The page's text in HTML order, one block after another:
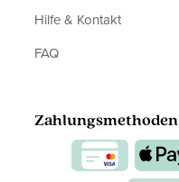
Hilfe & Kontakt
FAQ
Zahlungsmethoden